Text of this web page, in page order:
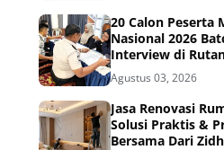
20 Calon Peserta
Nasional 2026
Interview di
Agustus 03, 2026
Jasa Renovasi
Solusi Praktis &
Bersama Dari